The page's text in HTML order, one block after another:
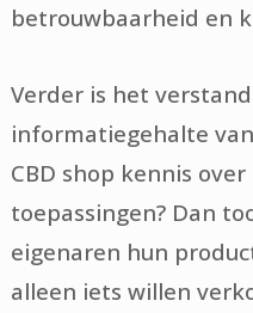
betrouwbaarheid en
Verder is het
informatiegehalte
CBD shop kennis
toepassingen? Dan
eigenaren hun
alleen iets willen